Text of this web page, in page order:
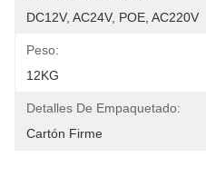
DC12V, AC24V, POE, AC220V
Peso:
12KG
Detalles De Empaquetado:
Cartón Firme